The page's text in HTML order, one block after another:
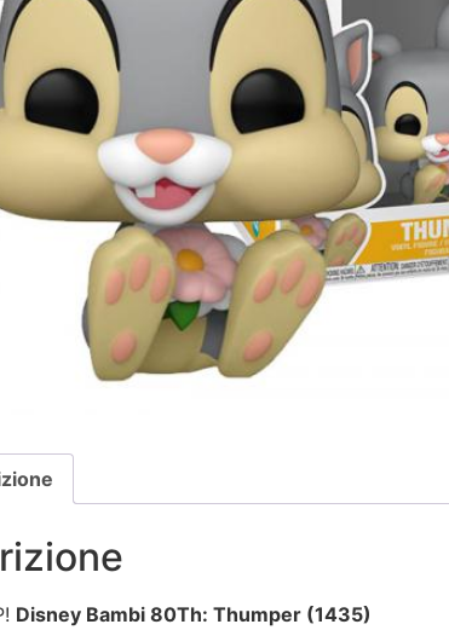
Disney Bambi 80Th: Thumper (1435)